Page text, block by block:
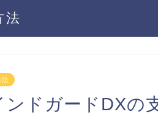
法
法
ンドガードDXの